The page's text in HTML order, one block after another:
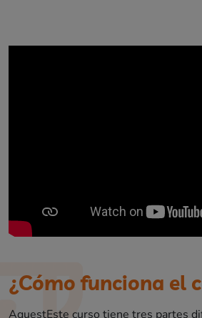
¿Cómo funciona el
AquestEste curso tiene tres partes